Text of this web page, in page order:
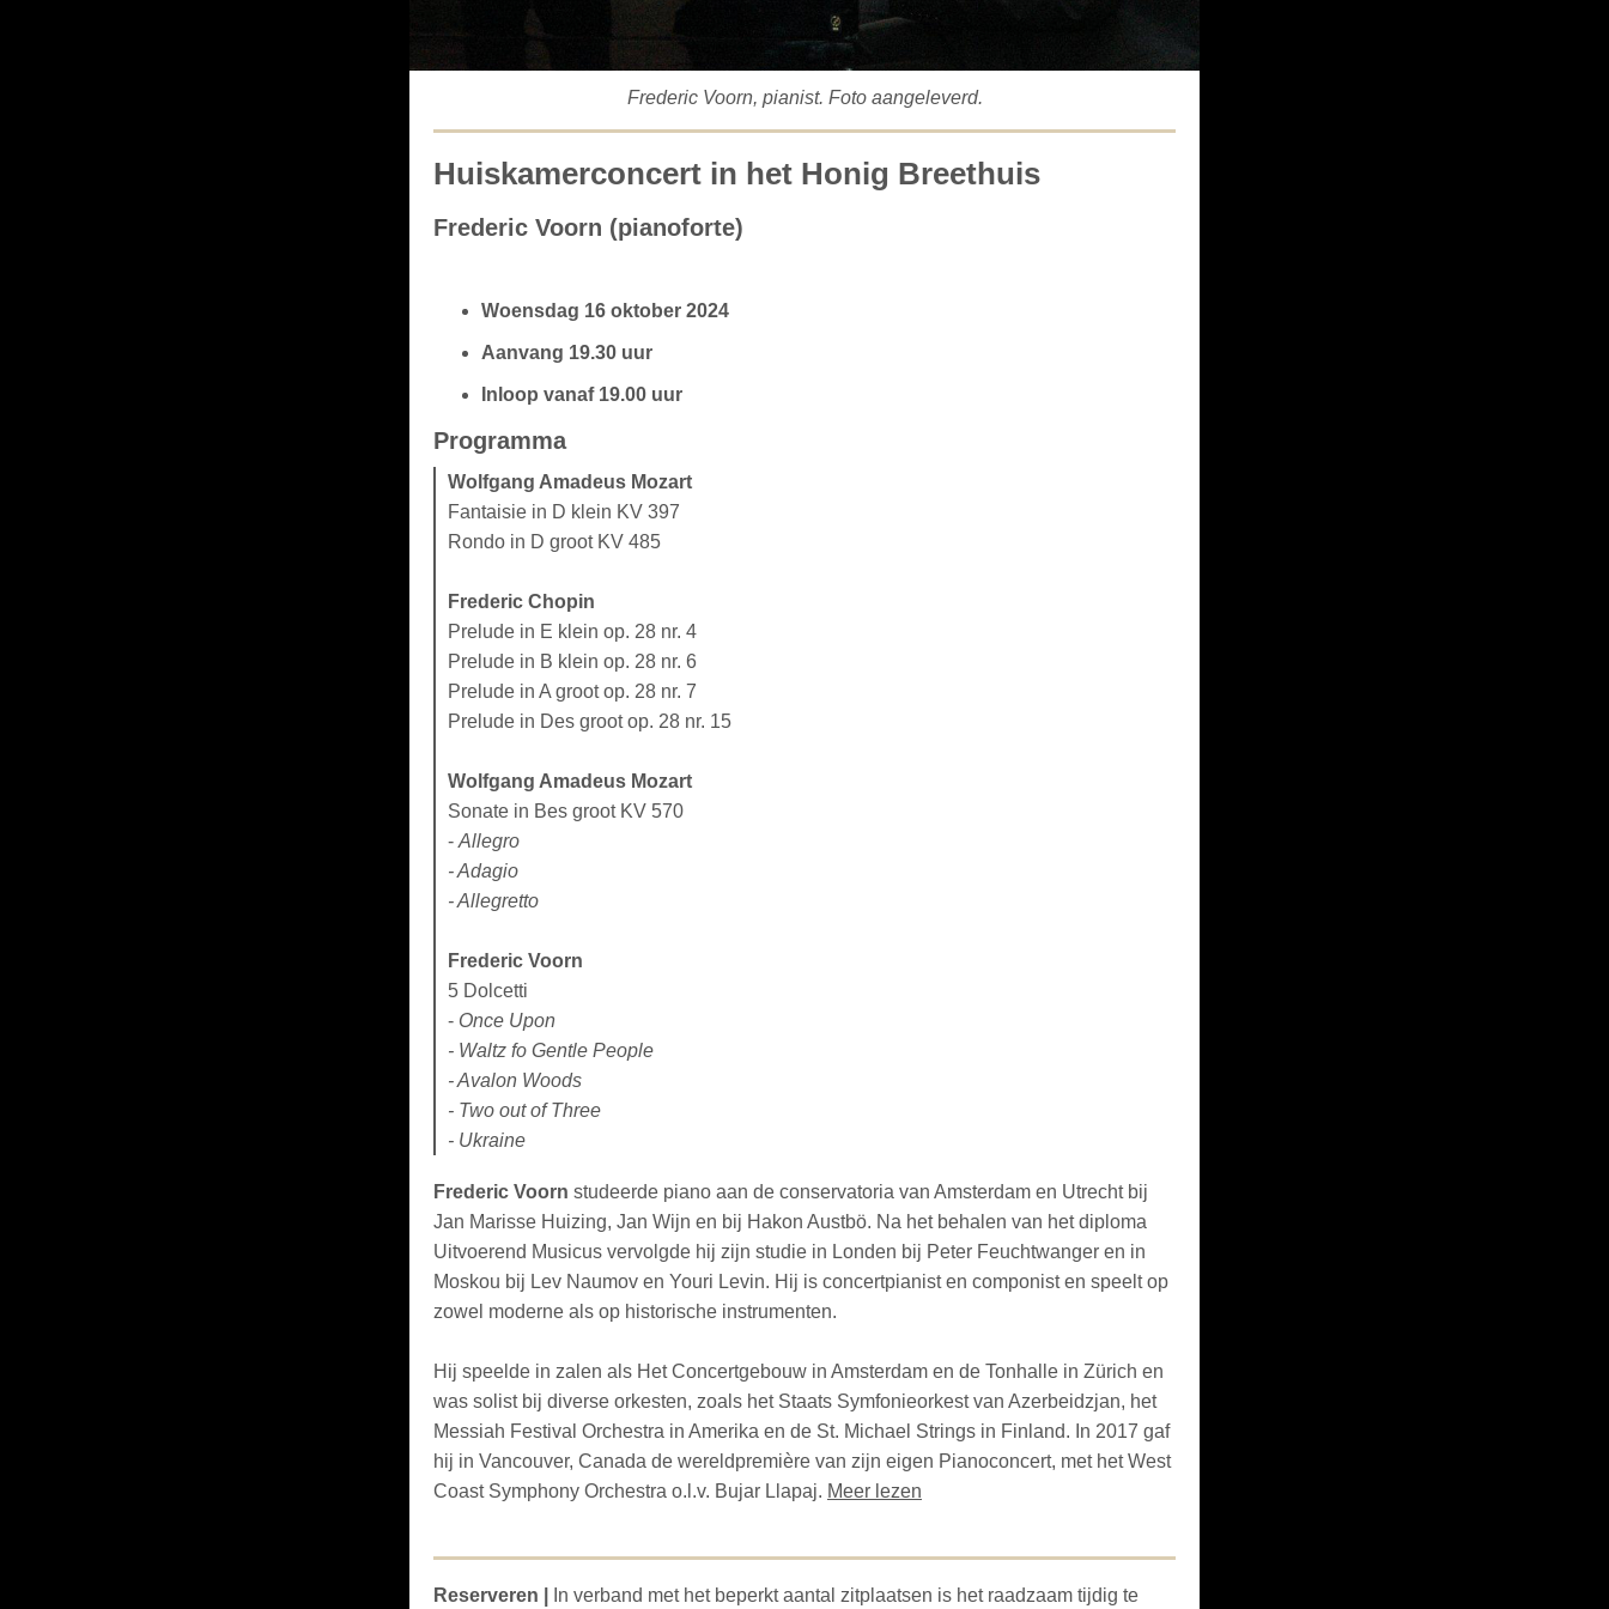
Frederic Voorn, pianist. Foto aangeleverd.
Huiskamerconcert in het Honig Breethuis
Frederic Voorn (pianoforte)
Woensdag 16 oktober 2024
Aanvang 19.30 uur
Inloop vanaf 19.00 uur
Programma
Wolfgang Amadeus Mozart
Fantaisie in D klein KV 397
Rondo in D groot KV 485
Frederic Chopin
Prelude in E klein op. 28 nr. 4
Prelude in B klein op. 28 nr. 6
Prelude in A groot op. 28 nr. 7
Prelude in Des groot op. 28 nr. 15
Wolfgang Amadeus Mozart
Sonate in Bes groot KV 570
- Allegro
- Adagio
- Allegretto
Frederic Voorn
5 Dolcetti
- Once Upon
- Waltz fo Gentle People
- Avalon Woods
- Two out of Three
- Ukraine
Frederic Voorn studeerde piano aan de conservatoria van Amsterdam en Utrecht bij
Jan Marisse Huizing, Jan Wijn en bij Hakon Austbö. Na het behalen van het diploma
Uitvoerend Musicus vervolgde hij zijn studie in Londen bij Peter Feuchtwanger en in
Moskou bij Lev Naumov en Youri Levin. Hij is concertpianist en componist en speelt op
zowel moderne als op historische instrumenten.
Hij speelde in zalen als Het Concertgebouw in Amsterdam en de Tonhalle in Zürich en
was solist bij diverse orkesten, zoals het Staats Symfonieorkest van Azerbeidzjan, het
Messiah Festival Orchestra in Amerika en de St. Michael Strings in Finland. In 2017 gaf
hij in Vancouver, Canada de wereldpremière van zijn eigen Pianoconcert, met het West
Coast Symphony Orchestra o.l.v. Bujar Llapaj. Meer lezen
Reserveren | In verband met het beperkt aantal zitplaatsen is het raadzaam tijdig te